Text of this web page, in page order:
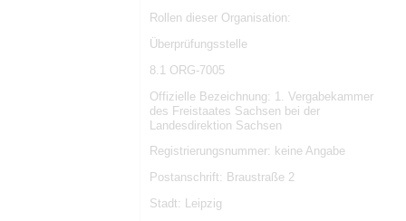
Rollen dieser Organisation:
Überprüfungsstelle
8.1 ORG-7005
Offizielle Bezeichnung: 1. Vergabekammer
des Freistaates Sachsen bei der
Landesdirektion Sachsen
Registrierungsnummer: keine Angabe
Postanschrift: Braustraße 2
Stadt: Leipzig